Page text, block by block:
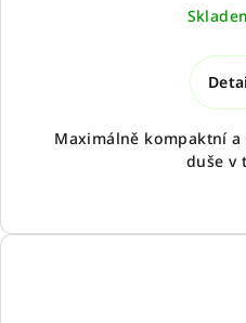
Maximálně kompaktní
duše v